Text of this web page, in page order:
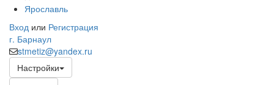
Ярославль
Вход или Регистрация
г. Барнаул
stmetiz@yandex.ru
Настройки